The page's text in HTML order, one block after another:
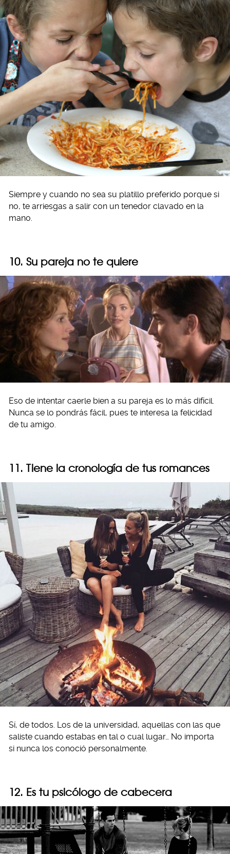
Siempre y cuando no sea su platillo preferido porque si
no, te arriesgas a salir con un tenedor clavado en la
mano.
10. Su pareja no te quiere
Eso de intentar caerle bien a su pareja es lo más difícil.
Nunca se lo pondrás fácil, pues te interesa la felicidad
de tu amigo.
11. Tiene la cronología de tus romances
Sí, de todos. Los de la universidad, aquellas con las que
saliste cuando estabas en tal o cual lugar… No importa
si nunca los conoció personalmente.
12. Es tu psicólogo de cabecera